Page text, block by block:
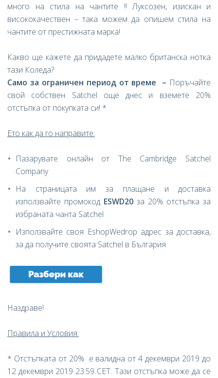
много на стила на чантите !! Луксозен, изискан и
висококачествен – така можем да опишем стила на
чантите от престижната марка!
Какво ще кажете да придадете малко британска нотка
тази Коледа?
Само за ограничен период от време – Поръчайте
свой собствен Satchel още днес и вземете 20%
отстъпка от покупката си! *
Ето как да го направите:
Пазарувате онлайн от The Cambridge Satchel
Company
На страницата им за плащане и доставка
използвайте промокод ESWD20 за 20% отстъпка за
избраната чанта Satchel
Използвайте своя EshopWedrop адрес за доставка,
за да получите своята Satchel в България
Наздраве!
Правила и Условия:
* Отстъпката от 20% е валидна от 4 декември 2019 до
12 декември 2019 23:59 CET. Тази отстъпка може да се